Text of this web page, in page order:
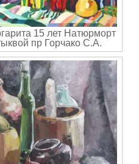
15 лет Натюрморт
пр Горчако С.А.